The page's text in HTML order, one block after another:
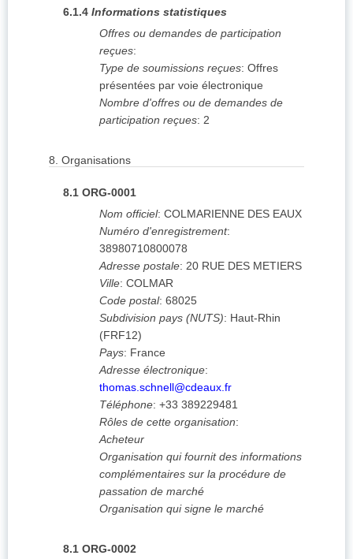
6.1.4 Informations statistiques
Offres ou demandes de participation
reçues:
Type de soumissions reçues: Offres
présentées par voie électronique
Nombre d'offres ou de demandes de
participation reçues: 2
8. Organisations
8.1 ORG-0001
Nom officiel: COLMARIENNE DES EAUX
Numéro d'enregistrement:
38980710800078
Adresse postale: 20 RUE DES METIERS
Ville: COLMAR
Code postal: 68025
Subdivision pays (NUTS): Haut-Rhin
(FRF12)
Pays: France
Adresse électronique:
thomas.schnell@cdeaux.fr
Téléphone: +33 389229481
Rôles de cette organisation:
Acheteur
Organisation qui fournit des informations
complémentaires sur la procédure de
passation de marché
Organisation qui signe le marché
8.1 ORG-0002